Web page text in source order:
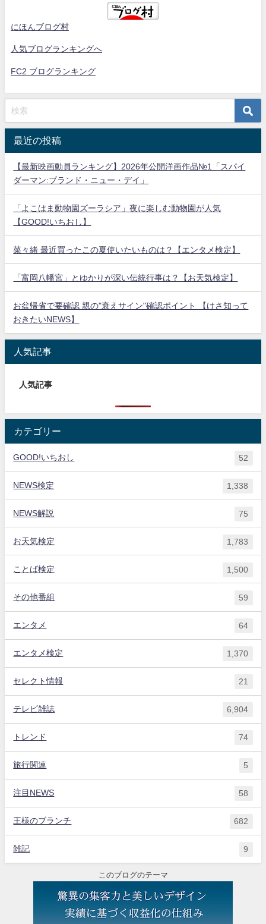
にほんブログ村
人気ブログランキングへ
FC2 ブログランキング
最近の投稿
【最新映画動員ランキング】2026年公開洋画作品№1「スパイ
ダーマン:ブランド・ニュー・デイ」
「よこはま動物園ズーラシア」夜に楽しむ動物園が人気
【GOOD!いちおし】
菜々緒 最近買ったこの夏使いたいものは？【エンタメ検定】
「富岡八幡宮」とゆかりが深い伝統行事は？【お天気検定】
お盆帰省で要確認 親の"衰えサイン"確認ポイント 【けさ知って
おきたいNEWS】
人気記事
人気記事
カテゴリー
GOOD!いちおし 52
NEWS検定 1,338
NEWS解説 75
お天気検定 1,783
ことば検定 1,500
その他番組 59
エンタメ 64
エンタメ検定 1,370
セレクト情報 21
テレビ雑誌 6,904
トレンド 74
旅行関連 5
注目NEWS 58
王様のブランチ 682
雑記 9
このブログのテーマ